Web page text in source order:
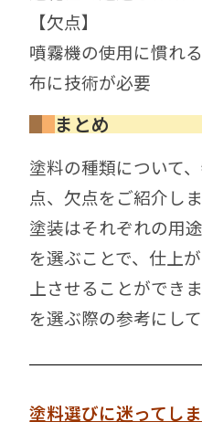
【欠点】
噴霧機の使用に慣れ
布に技術が必要
まとめ
塗料の種類について
点、欠点をご紹介しま
塗装はそれぞれの用
を選ぶことで、仕上
上させることができま
を選ぶ際の参考にして
塗料選びに迷ってし